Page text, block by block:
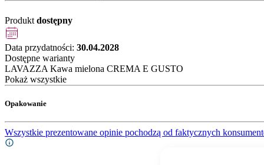
Produkt dostępny
Data przydatności: 30.04.2028
Dostępne warianty
LAVAZZA Kawa mielona CREMA E GUSTO
Pokaż wszystkie
Opakowanie
Wszystkie prezentowane opinie pochodzą od faktycznych